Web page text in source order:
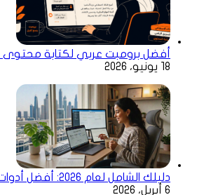
أفضل برومبت عربي لكتابة محتوى
18 يونيو، 2026
دليلك الشامل لعام 2026: أفضل أدوات العمل عبر الإنترنت لزيادة إنتاجيتك
6 أبريل، 2026